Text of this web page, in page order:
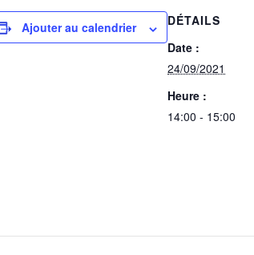
Ajouter au calendrier
DÉTAILS
Date :
24/09/2021
Heure :
14:00 - 15:00